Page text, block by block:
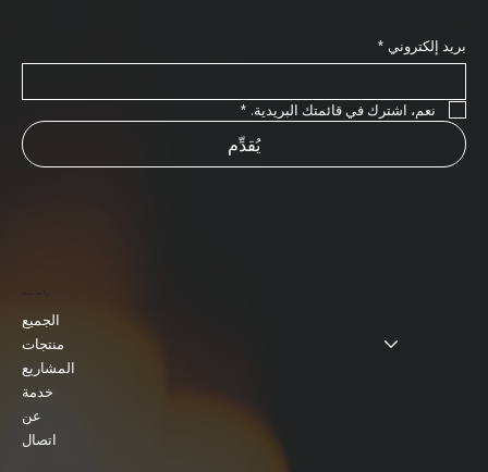
الجميع
منتجات
المشاريع
خدمة
عن
اتصال
بريد إلكتروني *
نعم، اشترك في قائمتك البريدية. *
يُقدِّم